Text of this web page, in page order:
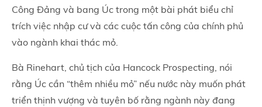
Công Đảng và bang Úc trong một bài phát biểu chỉ
trích việc nhập cư và các cuộc tấn công của chính phủ
vào ngành khai thác mỏ.
Bà Rinehart, chủ tịch của Hancock Prospecting, nói
rằng Úc cần “thêm nhiều mỏ” nếu nước này muốn phát
triển thịnh vượng và tuyên bố rằng ngành này đang